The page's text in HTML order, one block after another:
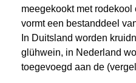
meegekookt met rodekool
vormt een bestanddeel
In Duitsland worden
glühwein, in Nederland
toegevoegd aan de